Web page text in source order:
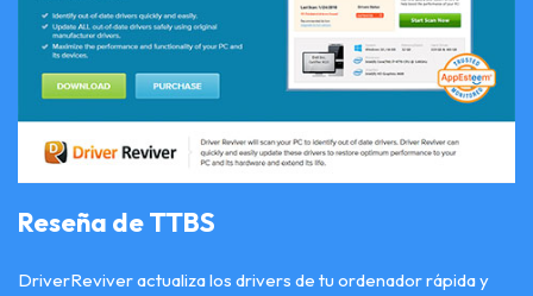
Reseña de TTBS
DriverReviver actualiza los drivers de tu ordenador rápida y